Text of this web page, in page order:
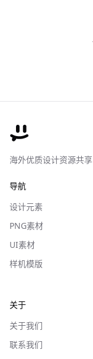
海外优质设计资源共享
导航
设计元素
PNG素材
UI素材
样机模版
关于
关于我们
联系我们